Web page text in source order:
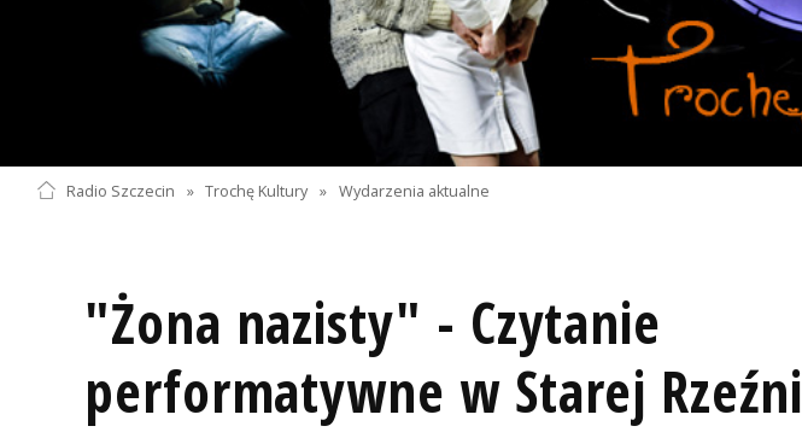
Radio Szczecin » Trochę Kultury » Wydarzenia aktualne
"Żona nazisty" - Czytanie
performatywne w Starej Rzeźni